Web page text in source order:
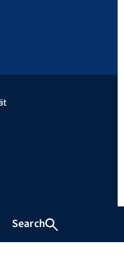
Search